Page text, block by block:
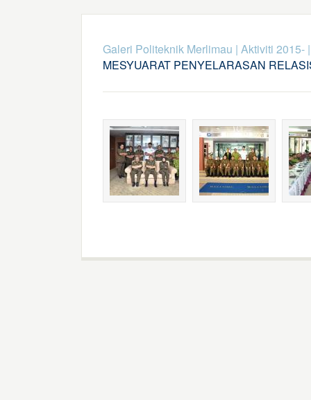
Galeri Politeknik Merlimau | Aktiviti 2015-
MESYUARAT PENYELARASAN